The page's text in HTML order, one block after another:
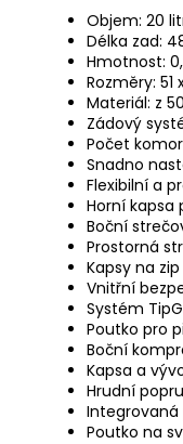
Objem: 20
Délka zad:
Hmotnost:
Rozměry: 51
Materiál: z
Zádový
Počet
Snadno
Flexibilní a
Horní kapsa
Boční
Prostorná
Kapsy na
Vnitřní
Systém
Poutko pro
Boční
Kapsa a
Hrudní
Integrovaná
Poutko na